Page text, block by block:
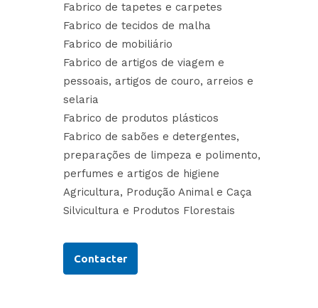
Fabrico de tapetes e carpetes
Fabrico de tecidos de malha
Fabrico de mobiliário
Fabrico de artigos de viagem e
pessoais, artigos de couro, arreios e
selaria
Fabrico de produtos plásticos
Fabrico de sabões e detergentes,
preparações de limpeza e polimento,
perfumes e artigos de higiene
Agricultura, Produção Animal e Caça
Silvicultura e Produtos Florestais
Contacter